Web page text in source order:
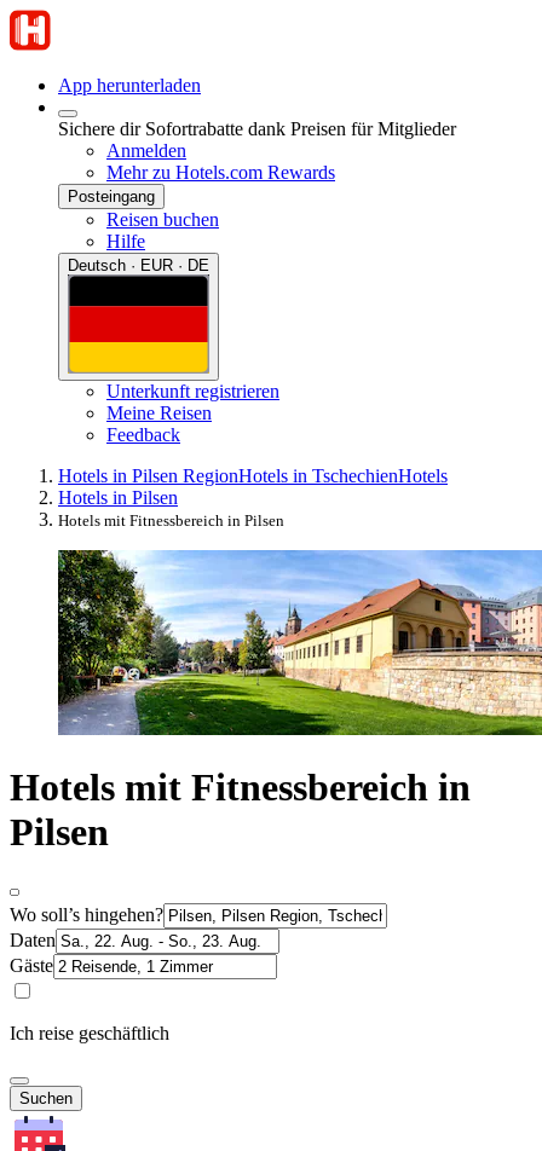
App herunterladen
Sichere dir Sofortrabatte dank Preisen für Mitglieder
Anmelden
Mehr zu Hotels.com Rewards
Posteingang
Reisen buchen
Hilfe
Deutsch · EUR · DE
Unterkunft registrieren
Meine Reisen
Feedback
Hotels in Pilsen RegionHotels in TschechienHotels
Hotels in Pilsen
Hotels mit Fitnessbereich in Pilsen
Hotels mit Fitnessbereich in
Pilsen
Wo soll’s hingehen?
Daten
Gäste
Ich reise geschäftlich
Suchen